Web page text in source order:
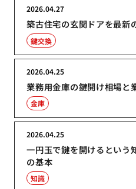
築古住宅の玄関ドアを最新
2026.04.27
鍵交換
業務用金庫の鍵開け相場と
2026.04.25
金庫
一円玉で鍵を開けるという
の基本
2026.04.25
知識